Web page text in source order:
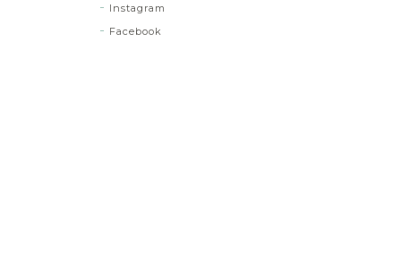
Instagram
Facebook